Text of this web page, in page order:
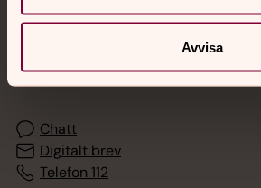
Avvisa
Jourhavande präst
Akut samtals- och krisstöd. Prata
med en präst på kvällar och nätter.
Chatt
Digitalt brev
Telefon 112